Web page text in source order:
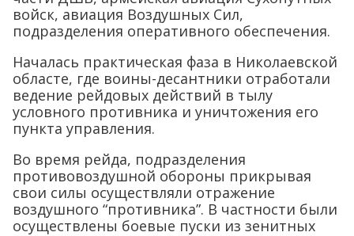
войск, авиация Воздушных Сил,
подразделения оперативного обеспечения.
Началась практическая фаза в Николаевской
областе, где воины-десантники отработали
ведение рейдовых действий в тылу
условного противника и уничтожения его
пункта управления.
Во время рейда, подразделения
противовоздушной обороны прикрывая
свои силы осуществляли отражение
воздушного “противника”. В частности были
осуществлены боевые пуски из зенитных